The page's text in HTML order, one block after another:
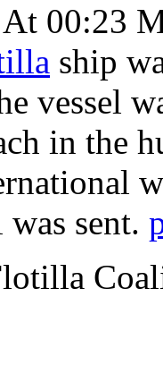
00:23
ship
vessel
in the
sent.